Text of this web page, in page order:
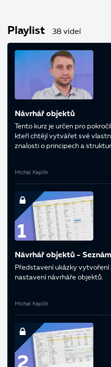
Playlist 38 videí
Návrhář objektů
Tento kurz je určen pro
kteří chtějí vytvářet své
znalosti o principech a
Michal Kaplík
Návrhář objektů -
Představení ukázky vytvoření
nastavení návrháře objektů.
Michal Kaplík